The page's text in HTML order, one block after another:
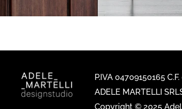
P.IVA 04709150165
ADELE MARTELLI
Copyright © 2025